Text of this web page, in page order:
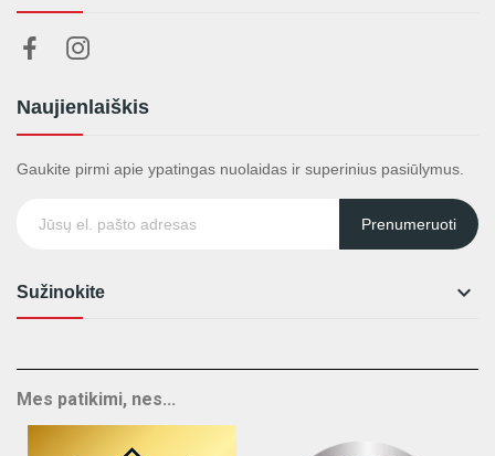
Naujienlaiškis
Gaukite pirmi apie ypatingas nuolaidas ir superinius pasiūlymus.
Prenumeruoti
Sužinokite 
Mes patikimi, nes...